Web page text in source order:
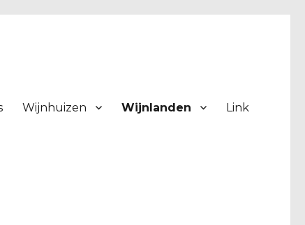
Wijnhuizen Wijnlanden Link